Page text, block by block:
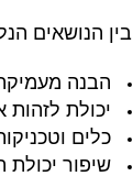
בין הנושאים
הבנה
יכולת
כלים
שיפור